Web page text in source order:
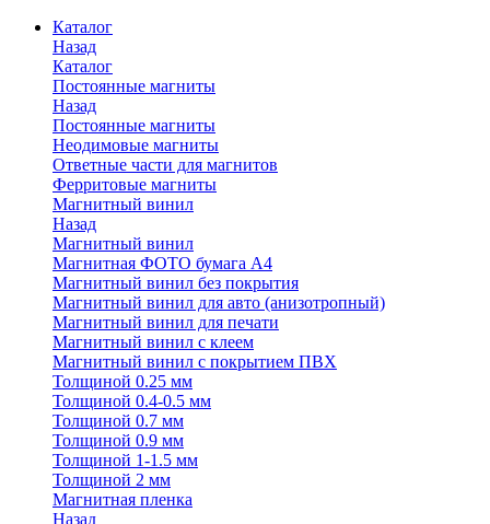
Каталог
Назад
Каталог
Постоянные магниты
Назад
Постоянные магниты
Неодимовые магниты
Ответные части для магнитов
Ферритовые магниты
Магнитный винил
Назад
Магнитный винил
Магнитная ФОТО бумага А4
Магнитный винил без покрытия
Магнитный винил для авто (анизотропный)
Магнитный винил для печати
Магнитный винил с клеем
Магнитный винил с покрытием ПВХ
Толщиной 0.25 мм
Толщиной 0.4-0.5 мм
Толщиной 0.7 мм
Толщиной 0.9 мм
Толщиной 1-1.5 мм
Толщиной 2 мм
Магнитная пленка
Назад